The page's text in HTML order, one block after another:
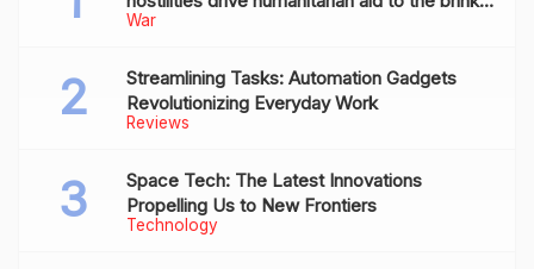
War
of collapse
Reviews
Streamlining Tasks: Automation Gadgets
Revolutionizing Everyday Work
Technology
Space Tech: The Latest Innovations
Propelling Us to New Frontiers